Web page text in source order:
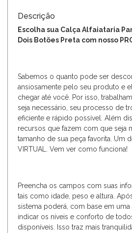
Descrição
Escolha sua Calça Alfaiataria
Dois Botões Preta com nosso
Sabemos o quanto pode ser
ansiosamente pelo seu produto e
chegar até você. Por isso,
seja necessário, seu processo de
eficiente e rápido possível. Além
recursos que fazem com que seja
tamanho de sua peça favorita. Um
VIRTUAL. Vem ver como funciona!
Preencha os campos com suas
tais como idade, peso e altura.
sistema poderá, com base em uma
indicar os níveis e conforto de
disponíveis. Isso traz mais